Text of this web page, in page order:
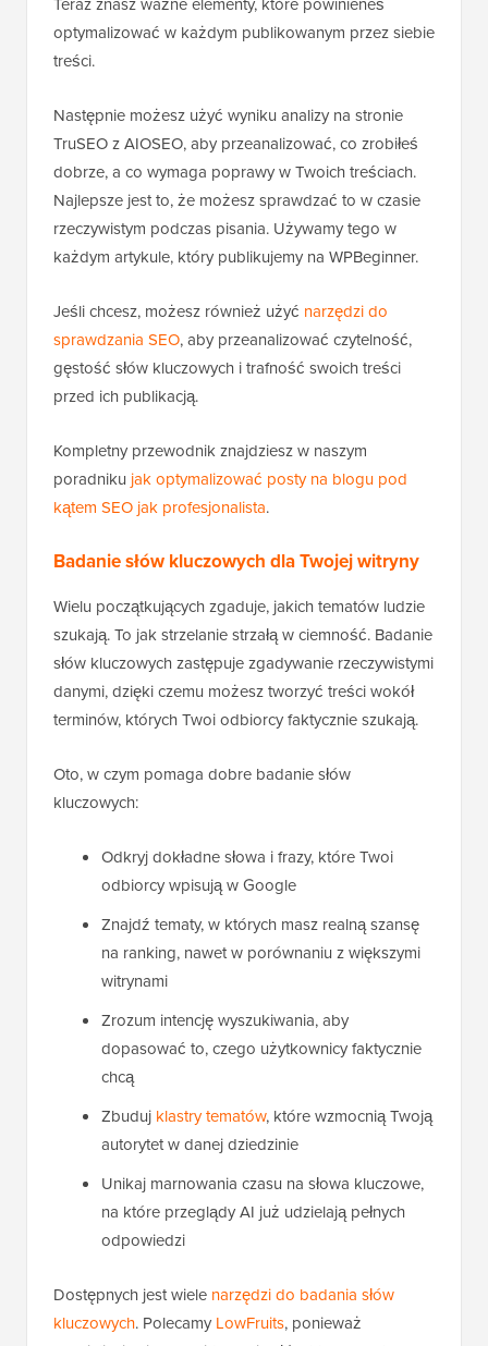
optymalizować w każdym publikowanym przez siebie
treści.
Następnie możesz użyć wyniku analizy na stronie
TruSEO z AIOSEO, aby przeanalizować, co zrobiłeś
dobrze, a co wymaga poprawy w Twoich treściach.
Najlepsze jest to, że możesz sprawdzać to w czasie
rzeczywistym podczas pisania. Używamy tego w
każdym artykule, który publikujemy na WPBeginner.
Jeśli chcesz, możesz również użyć narzędzi do
sprawdzania SEO, aby przeanalizować czytelność,
gęstość słów kluczowych i trafność swoich treści
przed ich publikacją.
Kompletny przewodnik znajdziesz w naszym
poradniku jak optymalizować posty na blogu pod
kątem SEO jak profesjonalista.
Badanie słów kluczowych dla Twojej witryny
Wielu początkujących zgaduje, jakich tematów ludzie
szukają. To jak strzelanie strzałą w ciemność. Badanie
słów kluczowych zastępuje zgadywanie rzeczywistymi
danymi, dzięki czemu możesz tworzyć treści wokół
terminów, których Twoi odbiorcy faktycznie szukają.
Oto, w czym pomaga dobre badanie słów
kluczowych:
Odkryj dokładne słowa i frazy, które Twoi
odbiorcy wpisują w Google
Znajdź tematy, w których masz realną szansę
na ranking, nawet w porównaniu z większymi
witrynami
Zrozum intencję wyszukiwania, aby
dopasować to, czego użytkownicy faktycznie
chcą
Zbuduj klastry tematów, które wzmocnią Twoją
autorytet w danej dziedzinie
Unikaj marnowania czasu na słowa kluczowe,
na które przeglądy AI już udzielają pełnych
odpowiedzi
Dostępnych jest wiele narzędzi do badania słów
kluczowych. Polecamy LowFruits, ponieważ